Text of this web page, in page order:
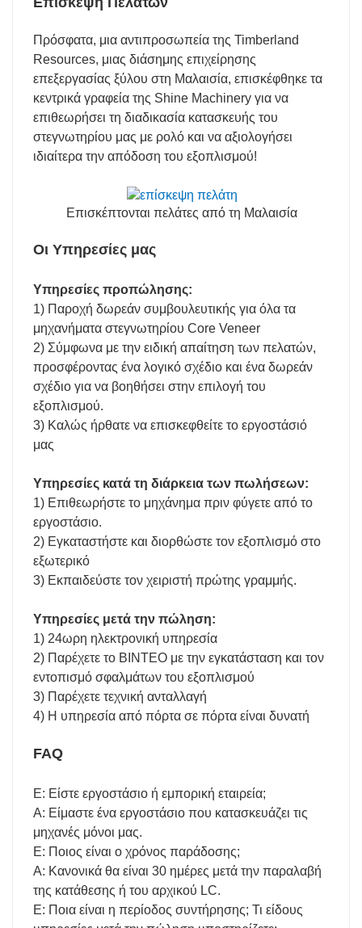
Πρόσφατα, μια αντιπροσωπεία της Timberland
Resources, μιας διάσημης επιχείρησης
επεξεργασίας ξύλου στη Μαλαισία, επισκέφθηκε τα
κεντρικά γραφεία της Shine Machinery για να
επιθεωρήσει τη διαδικασία κατασκευής του
στεγνωτηρίου μας με ρολό και να αξιολογήσει
ιδιαίτερα την απόδοση του εξοπλισμού!
Επισκέπτονται πελάτες από τη Μαλαισία
Οι Υπηρεσίες μας
Υπηρεσίες προπώλησης:
1) Παροχή δωρεάν συμβουλευτικής για όλα τα
μηχανήματα στεγνωτηρίου Core Veneer
2) Σύμφωνα με την ειδική απαίτηση των πελατών,
προσφέροντας ένα λογικό σχέδιο και ένα δωρεάν
σχέδιο για να βοηθήσει στην επιλογή του
εξοπλισμού.
3) Καλώς ήρθατε να επισκεφθείτε το εργοστάσιό
μας
Υπηρεσίες κατά τη διάρκεια των πωλήσεων:
1) Επιθεωρήστε το μηχάνημα πριν φύγετε από το
εργοστάσιο.
2) Εγκαταστήστε και διορθώστε τον εξοπλισμό στο
εξωτερικό
3) Εκπαιδεύστε τον χειριστή πρώτης γραμμής.
Υπηρεσίες μετά την πώληση:
1) 24ωρη ηλεκτρονική υπηρεσία
2) Παρέχετε το ΒΙΝΤΕΟ με την εγκατάσταση και τον
εντοπισμό σφαλμάτων του εξοπλισμού
3) Παρέχετε τεχνική ανταλλαγή
4) Η υπηρεσία από πόρτα σε πόρτα είναι δυνατή
FAQ
Ε: Είστε εργοστάσιο ή εμπορική εταιρεία;
Α: Είμαστε ένα εργοστάσιο που κατασκευάζει τις
μηχανές μόνοι μας.
Ε: Ποιος είναι ο χρόνος παράδοσης;
Α: Κανονικά θα είναι 30 ημέρες μετά την παραλαβή
της κατάθεσης ή του αρχικού LC.
Ε: Ποια είναι η περίοδος συντήρησης; Τι είδους